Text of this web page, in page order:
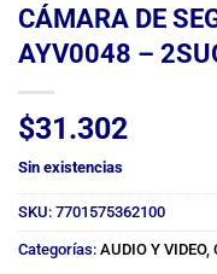
CÁMARA DE
AYV0048 –
$31.302
Sin existencias
SKU: 7701575362100
Categorías: AUDIO Y VIDEO,